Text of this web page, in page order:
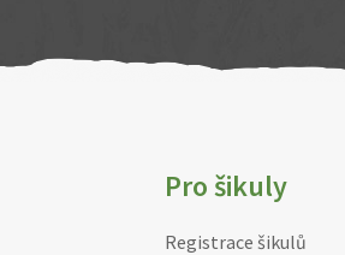
Pro šikuly
Registrace šikulů